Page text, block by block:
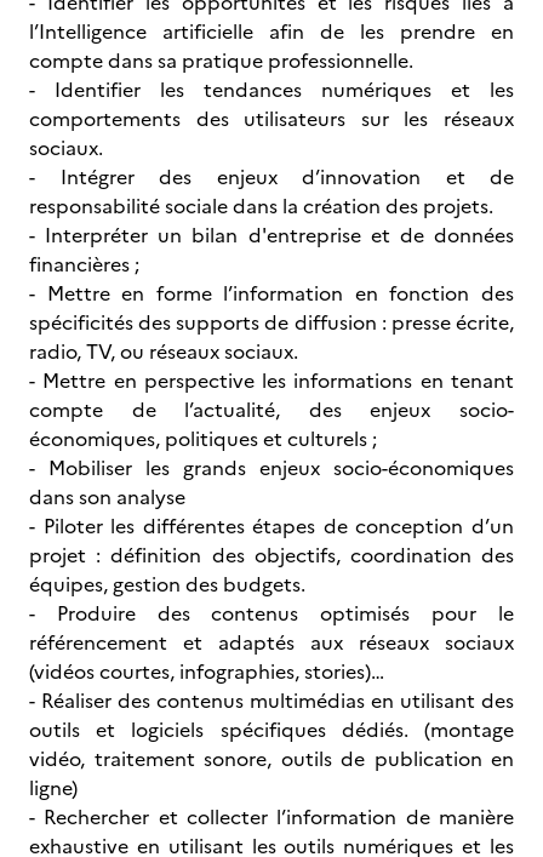
l’Intelligence artificielle afin de les prendre en
compte dans sa pratique professionnelle.
- Identifier les tendances numériques et les
comportements des utilisateurs sur les réseaux
sociaux.
- Intégrer des enjeux d’innovation et de
responsabilité sociale dans la création des projets.
- Interpréter un bilan d'entreprise et de données
financières ;
- Mettre en forme l’information en fonction des
spécificités des supports de diffusion : presse écrite,
radio, TV, ou réseaux sociaux.
- Mettre en perspective les informations en tenant
compte de l’actualité, des enjeux socio-
économiques, politiques et culturels ;
- Mobiliser les grands enjeux socio-économiques
dans son analyse
- Piloter les différentes étapes de conception d’un
projet : définition des objectifs, coordination des
équipes, gestion des budgets.
- Produire des contenus optimisés pour le
référencement et adaptés aux réseaux sociaux
(vidéos courtes, infographies, stories)…
- Réaliser des contenus multimédias en utilisant des
outils et logiciels spécifiques dédiés. (montage
vidéo, traitement sonore, outils de publication en
ligne)
- Rechercher et collecter l’information de manière
exhaustive en utilisant les outils numériques et les